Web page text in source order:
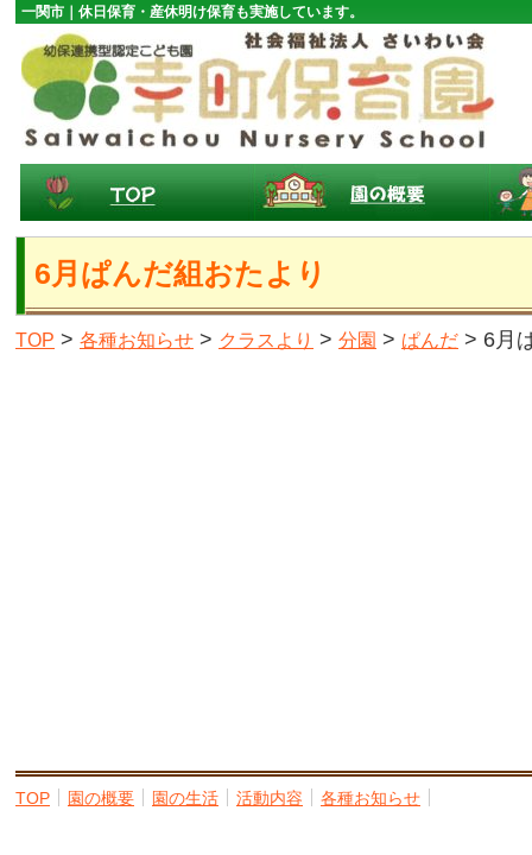
一関市｜休日保育・産休明け保育も実施しています。
6月ぱんだ組おたより
TOP > 各種お知らせ > クラスより > 分園 > ぱんだ > 6月
TOP 園の概要 園の生活 活動内容 各種お知らせ